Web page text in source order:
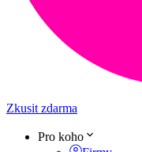
Zkusit zdarma
Pro koho